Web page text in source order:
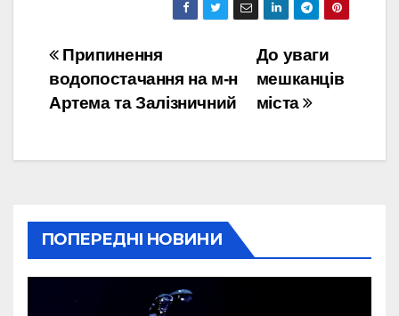
Навігація
записів
До уваги
мешканців
міста
Припинення
водопостачання на м-н
Артема та Залізничний
ПОПЕРЕДНІ НОВИНИ